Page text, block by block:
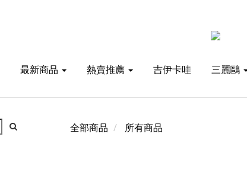
最新商品 熱賣推薦 吉伊卡哇 三麗鷗
全部商品 所有商品